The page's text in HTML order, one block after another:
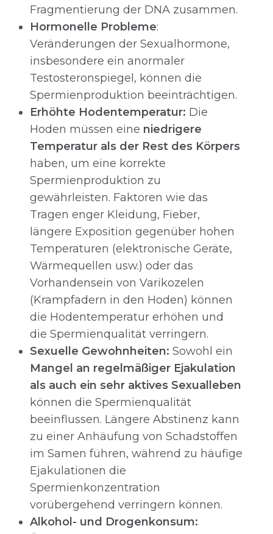
Fragmentierung der DNA zusammen.
Hormonelle Probleme:
Veränderungen der Sexualhormone,
insbesondere ein anormaler
Testosteronspiegel, können die
Spermienproduktion beeinträchtigen.
Erhöhte Hodentemperatur: Die
Hoden müssen eine niedrigere
Temperatur als der Rest des Körpers
haben, um eine korrekte
Spermienproduktion zu
gewährleisten. Faktoren wie das
Tragen enger Kleidung, Fieber,
längere Exposition gegenüber hohen
Temperaturen (elektronische Geräte,
Wärmequellen usw.) oder das
Vorhandensein von Varikozelen
(Krampfadern in den Hoden) können
die Hodentemperatur erhöhen und
die Spermienqualität verringern.
Sexuelle Gewohnheiten: Sowohl ein
Mangel an regelmäßiger Ejakulation
als auch ein sehr aktives Sexualleben
können die Spermienqualität
beeinflussen. Längere Abstinenz kann
zu einer Anhäufung von Schadstoffen
im Samen führen, während zu häufige
Ejakulationen die
Spermienkonzentration
vorübergehend verringern können.
Alkohol- und Drogenkonsum: